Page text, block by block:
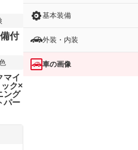
付
マイ
ク×
ング
パー
基本装備
外装・内装
車の画像